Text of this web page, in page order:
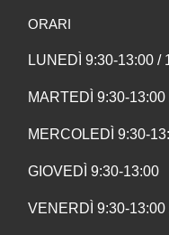
ORARI
LUNEDÌ 9:30-13:00 /
MARTEDÌ 9:30-
MERCOLEDÌ 9:30-
GIOVEDÌ 9:30-13:00
VENERDÌ 9:30-13:00